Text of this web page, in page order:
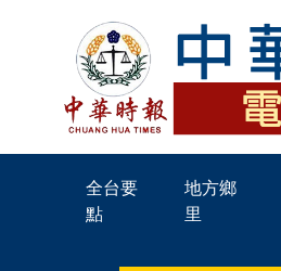
全台要
點
地方鄉
里